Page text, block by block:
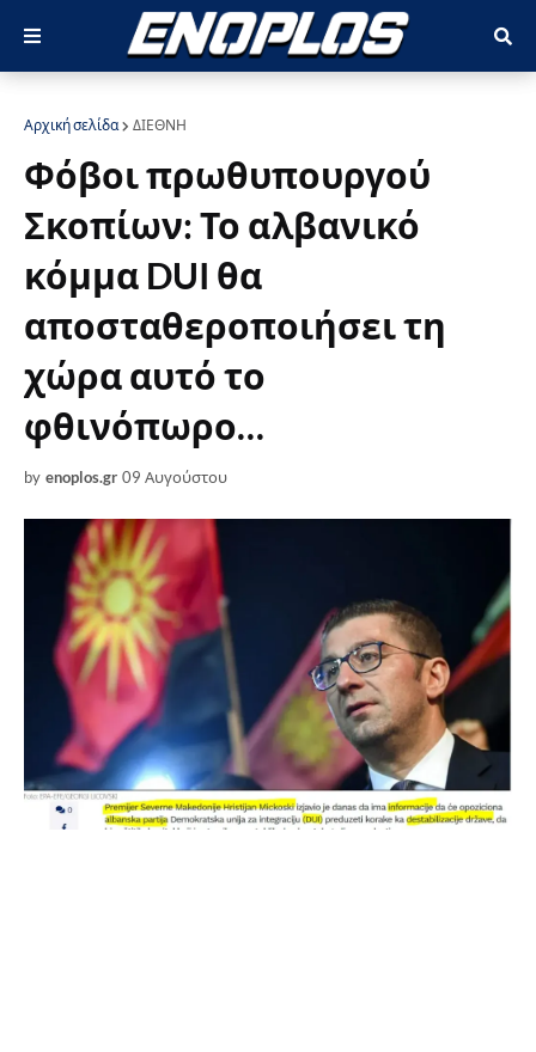
Αρχική σελίδα ΔΙΕΘΝΗ
Φόβοι πρωθυπουργού
Σκοπίων: Το αλβανικό
κόμμα DUI θα
αποσταθεροποιήσει τη
χώρα αυτό το
φθινόπωρο…
by enoplos.gr 09 Αυγούστου